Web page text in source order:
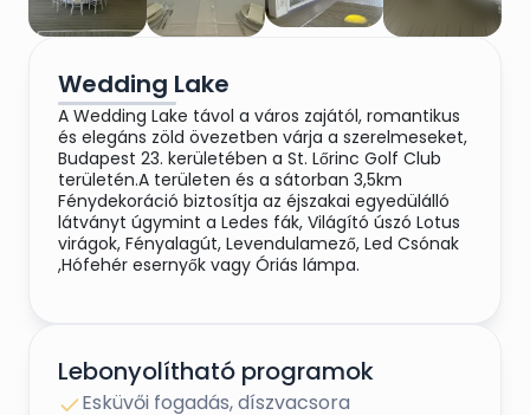
Wedding Lake
A Wedding Lake távol a város zajától, romantikus
és elegáns zöld övezetben várja a szerelmeseket,
Budapest 23. kerületében a St. Lőrinc Golf Club
területén.A területen és a sátorban 3,5km
Fénydekoráció biztosítja az éjszakai egyedülálló
látványt úgymint a Ledes fák, Világító úszó Lotus
virágok, Fényalagút, Levendulamező, Led Csónak
,Hófehér esernyők vagy Óriás lámpa.
Lebonyolítható programok
Esküvői fogadás, díszvacsora